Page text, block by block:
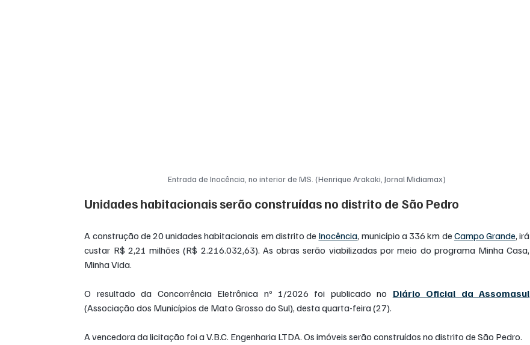
Entrada de Inocência, no interior de MS. (Henrique Arakaki, Jornal Midiamax)
Unidades habitacionais serão construídas no distrito de São Pedro
A construção de 20 unidades habitacionais em distrito de Inocência, município a 336 km de Campo Grande, irá
custar R$ 2,21 milhões (R$ 2.216.032,63). As obras serão viabilizadas por meio do programa Minha Casa,
Minha Vida.
O resultado da Concorrência Eletrônica nº 1/2026 foi publicado no Diário Oficial da Assomasul
(Associação dos Municípios de Mato Grosso do Sul), desta quarta-feira (27).
A vencedora da licitação foi a V.B.C. Engenharia LTDA. Os imóveis serão construídos no distrito de São Pedro.